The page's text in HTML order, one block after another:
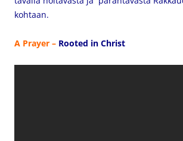
kohtaan.
A Prayer – Rooted in Christ